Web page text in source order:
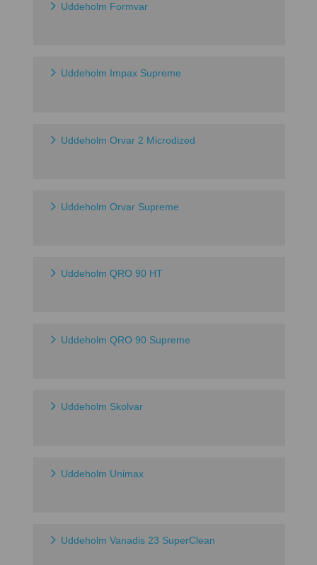
Uddeholm Formvar
Uddeholm Impax Supreme
Uddeholm Orvar 2 Microdized
Uddeholm Orvar Supreme
Uddeholm QRO 90 HT
Uddeholm QRO 90 Supreme
Uddeholm Skolvar
Uddeholm Unimax
Uddeholm Vanadis 23 SuperClean